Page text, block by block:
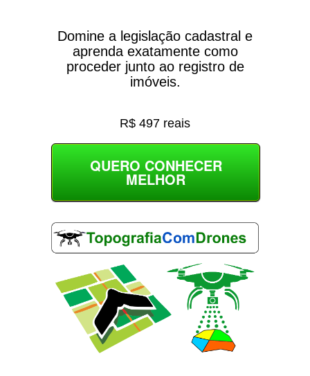
Domine a legislação cadastral e
aprenda exatamente como
proceder junto ao registro de
imóveis.
R$ 497 reais
QUERO CONHECER
MELHOR